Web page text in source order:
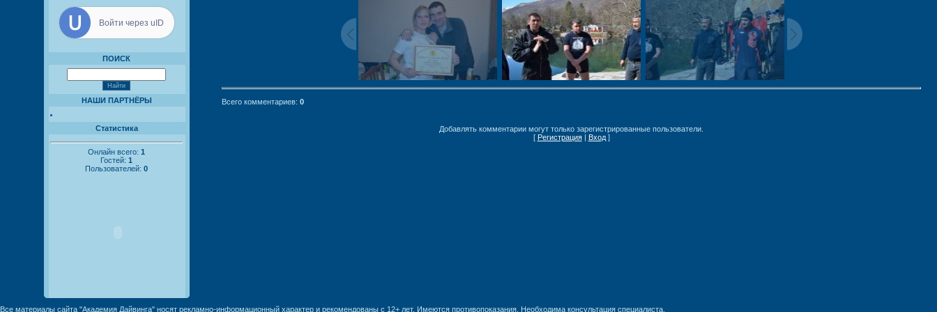
Войти через uID
ПОИСК
НАШИ ПАРТНЁРЫ
Статистика
Онлайн всего: 1
Гостей: 1
Пользователей: 0
Всего комментариев: 0
Добавлять комментарии могут только зарегистрированные пользователи.
[ Регистрация| Вход]
Все материалы сайта "Академия Дайвинга" носят рекламно-информационный характер и рекомендованы с 12+ лет. Имеются противопоказания. Необходима консультация специалиста.